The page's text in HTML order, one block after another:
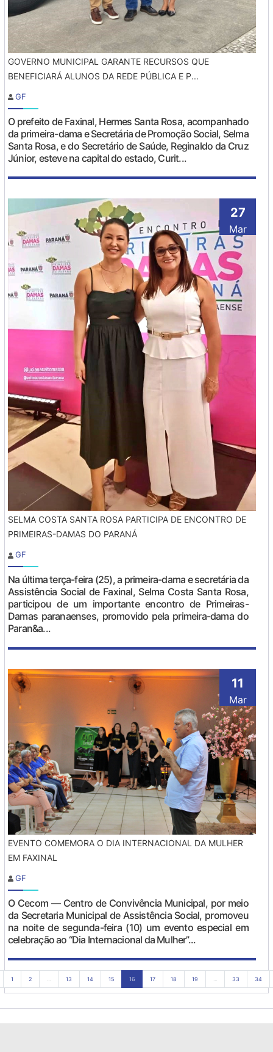
GOVERNO MUNICIPAL GARANTE RECURSOS QUE
BENEFICIARÁ ALUNOS DA REDE PÚBLICA E P...
GF
O prefeito de Faxinal, Hermes Santa Rosa, acompanhado
da primeira-dama e Secretária de Promoção Social, Selma
Santa Rosa, e do Secretário de Saúde, Reginaldo da Cruz
Júnior, esteve na capital do estado, Curit...
27
Mar
SELMA COSTA SANTA ROSA PARTICIPA DE ENCONTRO DE
PRIMEIRAS-DAMAS DO PARANÁ
GF
Na última terça-feira (25), a primeira-dama e secretária da
Assistência Social de Faxinal, Selma Costa Santa Rosa,
participou de um importante encontro de Primeiras-
Damas paranaenses, promovido pela primeira-dama do
Paran&a...
11
Mar
EVENTO COMEMORA O DIA INTERNACIONAL DA MULHER
EM FAXINAL
GF
O Cecom — Centro de Convivência Municipal, por meio
da Secretaria Municipal de Assistência Social, promoveu
na noite de segunda-feira (10) um evento especial em
celebração ao “Dia Internacional da Mulher”...
1 2 13 14 15 16 17 18 19 33 34